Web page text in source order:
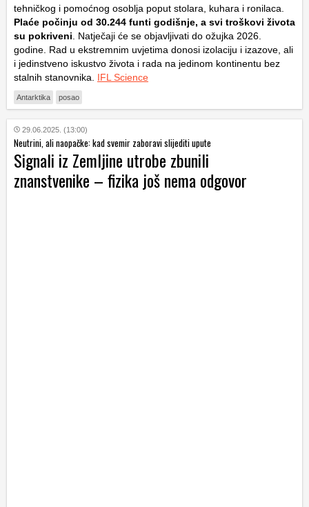
tehničkog i pomoćnog osoblja poput stolara, kuhara i ronilaca.
Plaće počinju od 30.244 funti godišnje, a svi troškovi života
su pokriveni . Natječaji će se objavljivati do ožujka 2026.
godine. Rad u ekstremnim uvjetima donosi izolaciju i izazove, ali
i jedinstveno iskustvo života i rada na jedinom kontinentu bez
stalnih stanovnika. IFL Science
Antarktika posao
29.06.2025. (13:00)
Neutrini, ali naopačke: kad svemir zaboravi slijediti upute
Signali iz Zemljine utrobe zbunili
znanstvenike – fizika još nema odgovor